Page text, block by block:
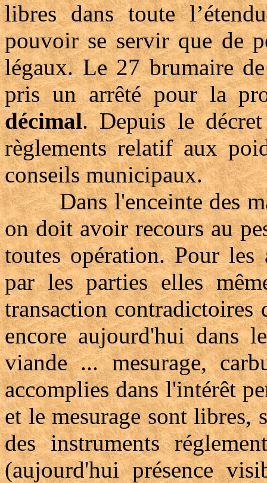
libres dans toute
pouvoir se servir que de
légaux. Le 27 brumaire
pris un arrêté pour la
décimal. Depuis le
règlements relatif aux
conseils municipaux.
Dans l'enceinte des
on doit avoir recours au
toutes opération. Pour les
par les parties elles
transaction contradictoires
encore aujourd'hui dans
viande ... mesurage,
accomplies dans l'intérêt
et le mesurage sont libres,
des instruments
(aujourd'hui présence